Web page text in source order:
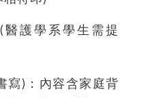
護學系學生需提
寫)：內容含家庭背